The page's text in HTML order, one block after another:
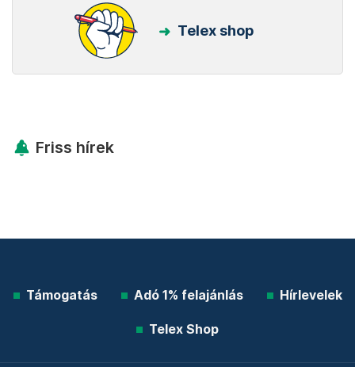
Telex shop
Friss hírek
Támogatás Adó 1% felajánlás Hírlevelek
Telex Shop